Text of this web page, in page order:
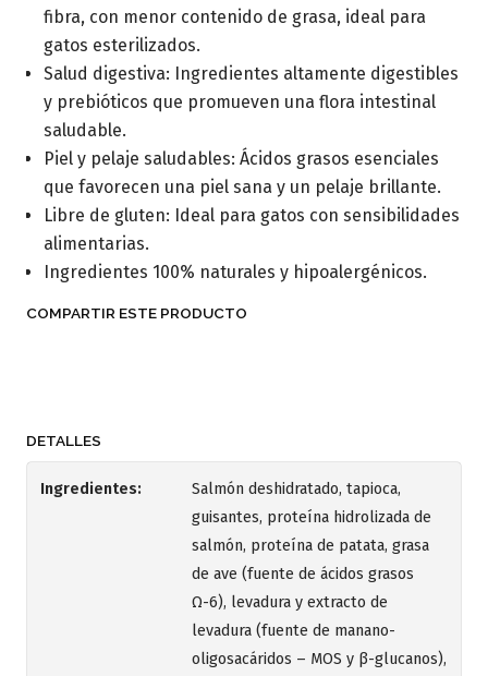
fibra, con menor contenido de grasa, ideal para
gatos esterilizados.
Salud digestiva: Ingredientes altamente digestibles
y prebióticos que promueven una flora intestinal
saludable.
Piel y pelaje saludables: Ácidos grasos esenciales
que favorecen una piel sana y un pelaje brillante.
Libre de gluten: Ideal para gatos con sensibilidades
alimentarias.
Ingredientes 100% naturales y hipoalergénicos.
COMPARTIR ESTE PRODUCTO
DETALLES
Ingredientes:
Salmón deshidratado, tapioca,
guisantes, proteína hidrolizada de
salmón, proteína de patata, grasa
de ave (fuente de ácidos grasos
Ω-6), levadura y extracto de
levadura (fuente de manano-
oligosacáridos – MOS y β-glucanos),